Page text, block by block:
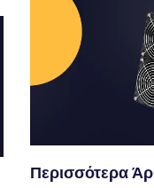
Περισσότερα